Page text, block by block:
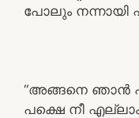
പോലും
“അങ്ങനെ ഞാൻ
പക്ഷെ നീ എല്ലാം